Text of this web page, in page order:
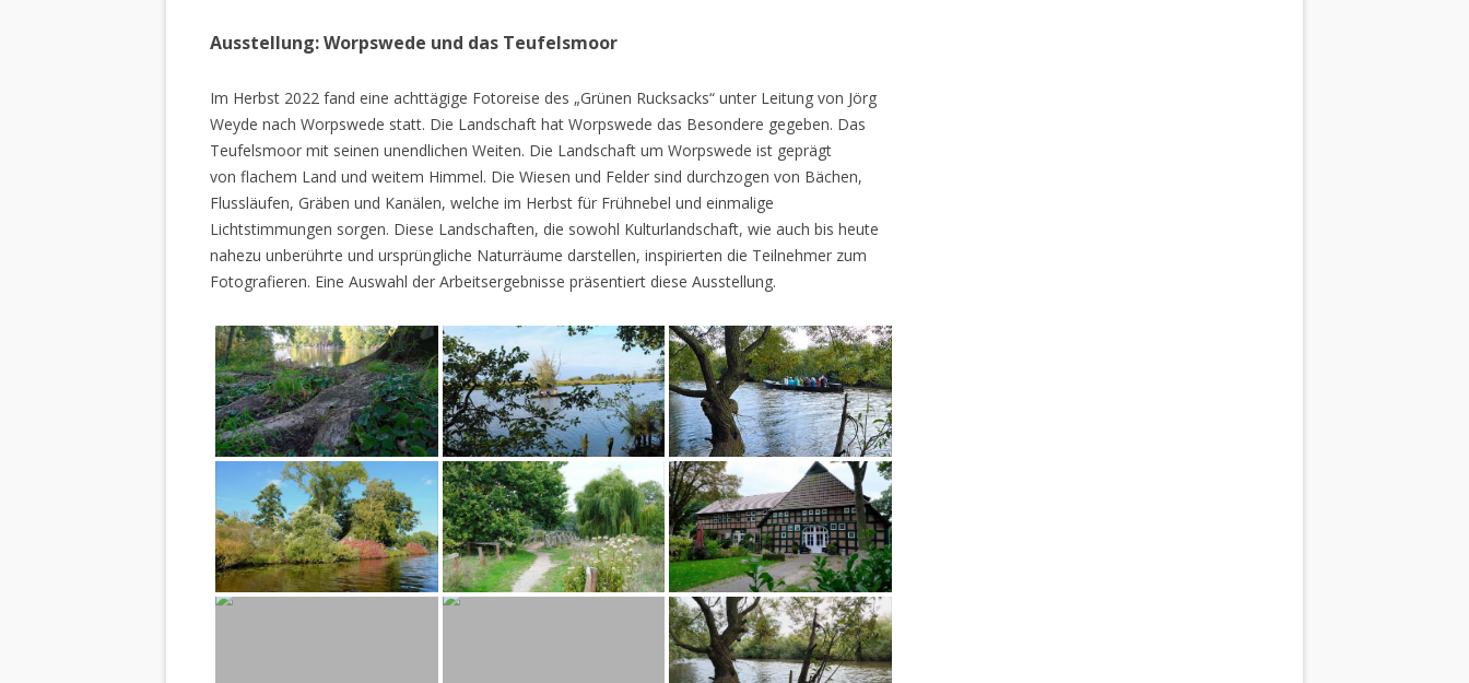
Ausstellung: Worpswede und das Teufelsmoor
Im Herbst 2022 fand eine achttägige Fotoreise des „Grünen Rucksacks“ unter Leitung von Jörg
Weyde nach Worpswede statt. Die Landschaft hat Worpswede das Besondere gegeben. Das
Teufelsmoor mit seinen unendlichen Weiten. Die Landschaft um Worpswede ist geprägt
von flachem Land und weitem Himmel. Die Wiesen und Felder sind durchzogen von Bächen,
Flussläufen, Gräben und Kanälen, welche im Herbst für Frühnebel und einmalige
Lichtstimmungen sorgen. Diese Landschaften, die sowohl Kulturlandschaft, wie auch bis heute
nahezu unberührte und ursprüngliche Naturräume darstellen, inspirierten die Teilnehmer zum
Fotografieren. Eine Auswahl der Arbeitsergebnisse präsentiert diese Ausstellung.